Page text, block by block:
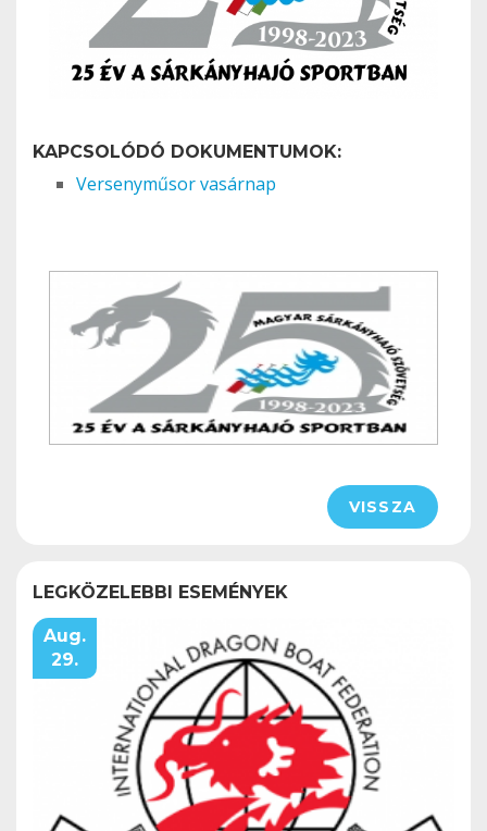
KAPCSOLÓDÓ DOKUMENTUMOK:
Versenyműsor vasárnap
VISSZA
LEGKÖZELEBBI ESEMÉNYEK
Aug.
29.